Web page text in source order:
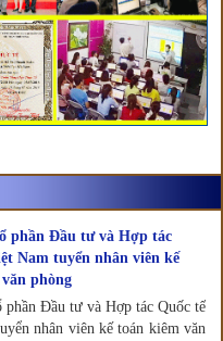
phần Đầu tư và Hợp tác
Nam tuyển nhân viên kế
phòng
phần Đầu tư và Hợp tác Quốc tế
nhân viên kế toán kiêm văn